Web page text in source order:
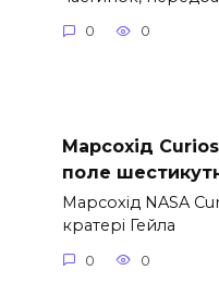
0 0
Марсохід
поле
Марсохід NASA
кратері Гейла
0 0